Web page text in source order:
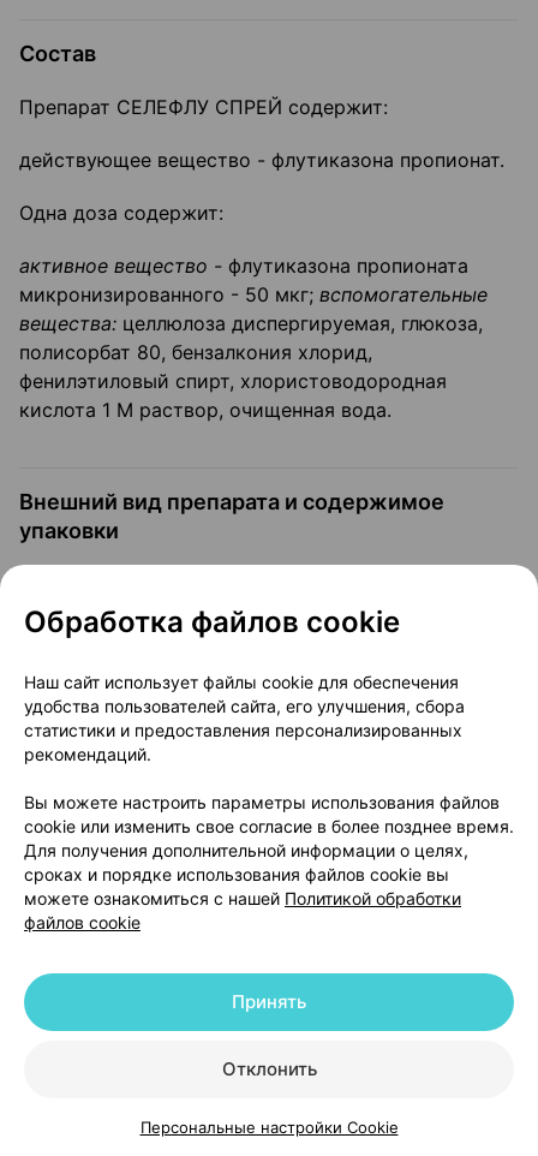
КаталогКорзинаИзбранноеПрофиль
Состав
Препарат СЕЛЕФЛУ СПРЕЙ содержит:
действующее вещество - флутиказона пропионат.
Одна доза содержит:
активное вещество - флутиказона пропионата
микронизированного - 50 мкг; вспомогательные
вещества: целлюлоза диспергируемая, глюкоза,
полисорбат 80, бензалкония хлорид,
фенилэтиловый спирт, хлористоводородная
кислота 1 М раствор, очищенная вода.
Внешний вид препарата и содержимое
упаковки
По 120 доз в стеклянном флаконе коричневого
интраназального введения и колпачком для
защиты адаптера от пыли вместе с листком-
вкладышем (инструкцией по медицинскому
(пачку из картона).
Условия отпуска из аптек
По рецепту.
Держатель регистрационного удостоверения
Открытое акционерное общество «Экзон»
г. Дрогичин, ул. Ленина, 202
адрес электронной почты: bm@ekzon.by
Обработка файлов cookie
Наш сайт использует файлы cookie для обеспечения
удобства пользователей сайта, его улучшения, сбора
статистики и предоставления персонализированных
рекомендаций.
Вы можете настроить параметры использования файлов
cookie или изменить свое согласие в более позднее время.
Для получения дополнительной информации о целях,
сроках и порядке использования файлов cookie вы
можете ознакомиться с нашей Политикой обработки
файлов cookie
Отклонить
Принять
Персональные настройки Cookie